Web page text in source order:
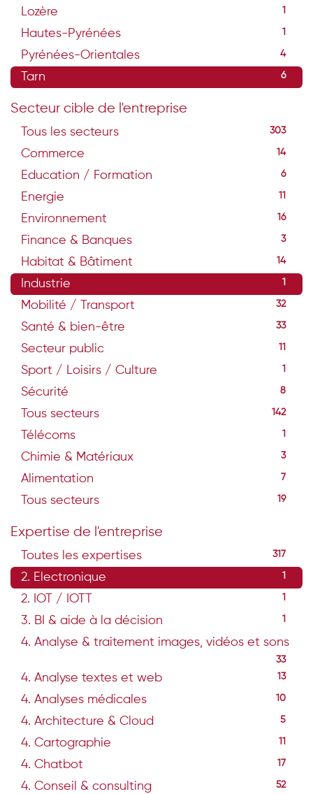
Lozère 1
Hautes-Pyrénées 1
Pyrénées-Orientales 4
Tarn 6
Secteur cible de l'entreprise
Tous les secteurs 303
Commerce 14
Education / Formation 6
Energie 11
Environnement 16
Finance & Banques 3
Habitat & Bâtiment 14
Industrie 1
Mobilité / Transport 32
Santé & bien-être 33
Secteur public 11
Sport / Loisirs / Culture 1
Sécurité 8
Tous secteurs 142
Télécoms 1
Chimie & Matériaux 3
Alimentation 7
Tous secteurs 19
Expertise de l'entreprise
Toutes les expertises 317
2. Electronique 1
2. IOT / IOTT 1
3. BI & aide à la décision 1
4. Analyse & traitement images, vidéos et sons
33
4. Analyse textes et web 13
4. Analyses médicales 10
4. Architecture & Cloud 5
4. Cartographie
4. Chatbot 17
4. Conseil & consulting 52